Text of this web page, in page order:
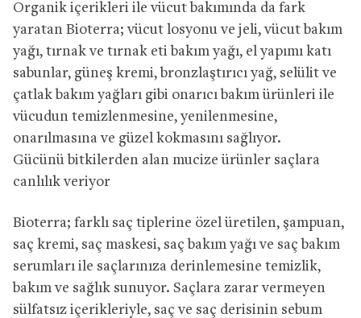
Organik içerikleri ile vücut bakımında da fark
yaratan Bioterra; vücut losyonu ve jeli, vücut bakım
yağı, tırnak ve tırnak eti bakım yağı, el yapımı katı
sabunlar, güneş kremi, bronzlaştırıcı yağ, selülit ve
çatlak bakım yağları gibi onarıcı bakım ürünleri ile
vücudun temizlenmesine, yenilenmesine,
onarılmasına ve güzel kokmasını sağlıyor.
Gücünü bitkilerden alan mucize ürünler saçlara
canlılık veriyor
Bioterra; farklı saç tiplerine özel üretilen, şampuan,
saç kremi, saç maskesi, saç bakım yağı ve saç bakım
serumları ile saçlarınıza derinlemesine temizlik,
bakım ve sağlık sunuyor. Saçlara zarar vermeyen
sülfatsız içerikleriyle, saç ve saç derisinin sebum